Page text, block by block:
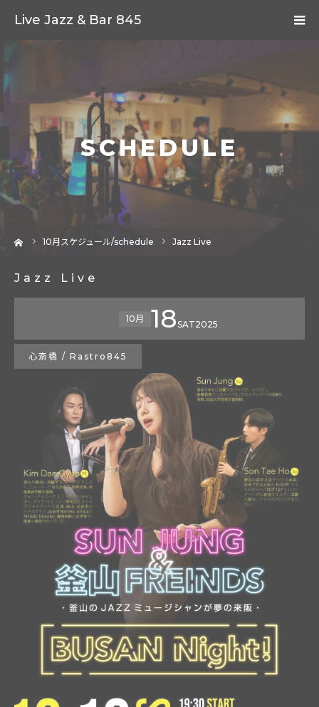
Live Jazz & Bar 845
SCHEDULE
10月スケジュール/schedule Jazz Live
Jazz Live
10月 18SAT2025
心斎橋 / Rastro845